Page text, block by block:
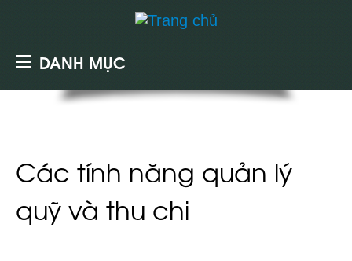
DANH MỤC
Các tính năng quản lý
quỹ và thu chi